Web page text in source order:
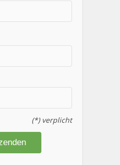
(*) verplicht